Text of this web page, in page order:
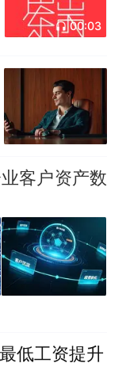
00:03
客户资产数
低工资提升